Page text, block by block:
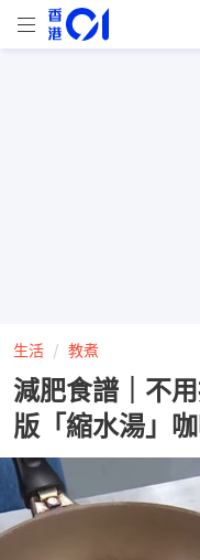
生活 教煮
減肥食譜｜不
版「縮水湯」